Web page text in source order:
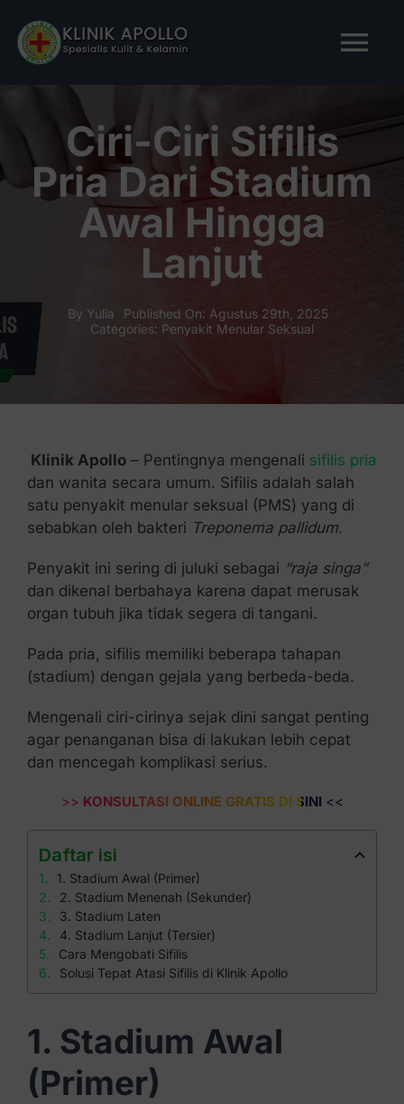
content
BERANDA
TENTANG KAMI
LAYANAN KAMI
Tanya Apollo
Ciri-Ciri Sifilis
Pria Dari Stadium
Awal Hingga
Lanjut
By Yulia
Published On: Agustus 29th, 2025
Categories: Penyakit Menular Seksual
Klinik Apollo– Pentingnya mengenali sifilis pria
dan wanita secara umum. Sifilis adalah salah
satu penyakit menular seksual (PMS) yang di
sebabkan oleh bakteri Treponema pallidum.
Penyakit ini sering di juluki sebagai “raja singa”
dan dikenal berbahaya karena dapat merusak
organ tubuh jika tidak segera di tangani.
Pada pria, sifilis memiliki beberapa tahapan
(stadium) dengan gejala yang berbeda-beda.
Mengenali ciri-cirinya sejak dini sangat penting
agar penanganan bisa di lakukan lebih cepat
dan mencegah komplikasi serius.
>> KONSULTASI ONLINE GRATIS DI SINI <<
Daftar isi
1. Stadium Awal (Primer)
2. Stadium Menenah (Sekunder)
3. Stadium Laten
4. Stadium Lanjut (Tersier)
Cara Mengobati Sifilis
Solusi Tepat Atasi Sifilis di Klinik Apollo
1. Stadium Awal
(Primer)